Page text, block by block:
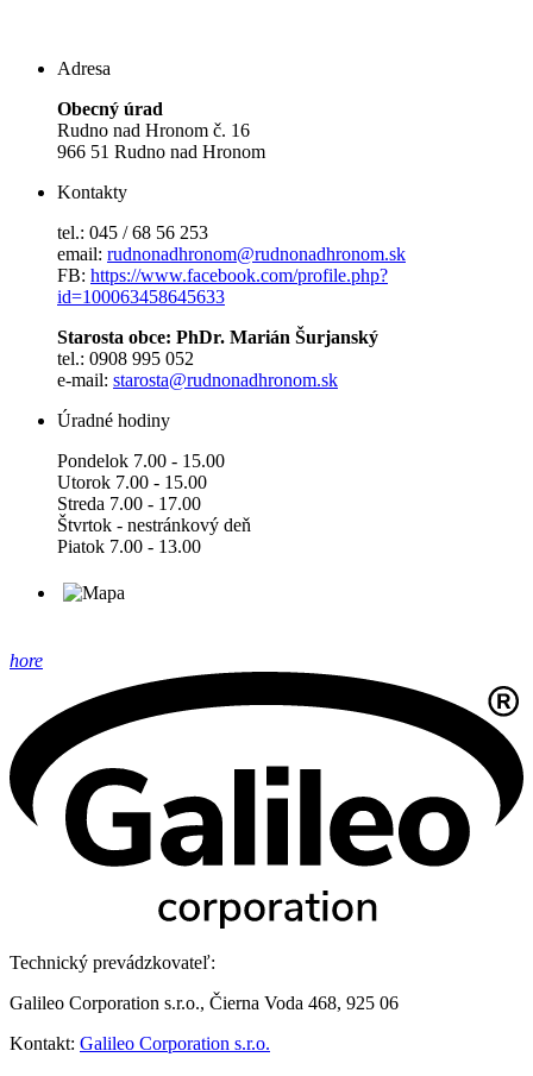
Adresa
Obecný úrad
Rudno nad Hronom č. 16
966 51 Rudno nad Hronom
Kontakty
tel.: 045 / 68 56 253
email: rudnonadhronom@rudnonadhronom.sk
FB: https://www.facebook.com/profile.php?
id=100063458645633
Starosta obce: PhDr. Marián Šurjanský
tel.: 0908 995 052
e-mail: starosta@rudnonadhronom.sk
Úradné hodiny
Pondelok 7.00 - 15.00
Utorok 7.00 - 15.00
Streda 7.00 - 17.00
Štvrtok - nestránkový deň
Piatok 7.00 - 13.00
hore
Technický prevádzkovateľ:
Galileo Corporation s.r.o., Čierna Voda 468, 925 06
Kontakt: Galileo Corporation s.r.o.